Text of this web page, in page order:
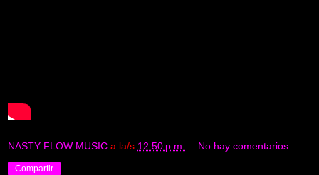
NASTY FLOW MUSIC a la/s 12:50 p.m. No hay comentarios.:
Compartir